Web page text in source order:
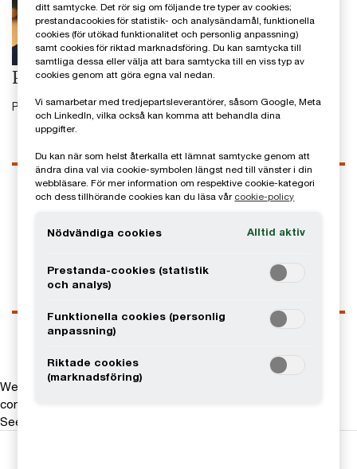
Peter Sott
Partner, Financial Services Leader, PwC Sverige
Kontaktuppgifter
Tel0725-84 98 19
Email
LinkedIn
We help you meet tomorrow’s tech demands
compete at a speed that rewrites the rules
See how
ditt samtycke. Det rör sig om följande tre typer av cookies;
prestandacookies för statistik- och analysändamål, funktionella
cookies (för utökad funktionalitet och personlig anpassning)
samt cookies för riktad marknadsföring. Du kan samtycka till
samtliga dessa eller välja att bara samtycka till en viss typ av
cookies genom att göra egna val nedan.
Vi samarbetar med tredjepartsleverantörer, såsom Google, Meta
och LinkedIn, vilka också kan komma att behandla dina
uppgifter.
Du kan när som helst återkalla ett lämnat samtycke genom att
ändra dina val via cookie-symbolen längst ned till vänster i din
webbläsare. För mer information om respektive cookie-kategori
och dess tillhörande cookies kan du läsa vår cookie-policy
Nödvändiga cookies Alltid aktiv
Prestanda-cookies (statistik
och analys)
Funktionella cookies (personlig
anpassning)
Riktade cookies
(marknadsföring)